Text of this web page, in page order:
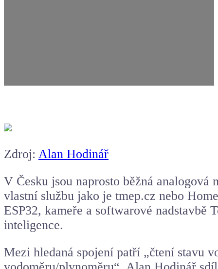
Zdroj: Alan Hodinář
V Česku jsou naprosto běžná
vlastní službu jako je tmep.cz nebo
ESP32, kameře a softwarové
inteligence.
Mezi hledaná spojení patří „čtení stavu